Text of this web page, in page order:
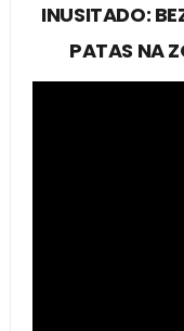
INUSITADO:
PATAS NA